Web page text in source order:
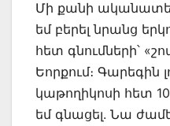
Մի քանի
եմ բերել նրանց
հետ գնումների՝
Եորքում։ Գարեգին
կաթողիկոսի հետ
եմ գնացել. Նա